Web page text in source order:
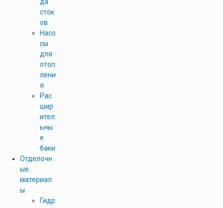
сток
ов
Насо
сы
для
отоп
лени
я
Рас
шир
ител
ьны
е
баки
Отделочн
ые
материал
ы
Гидр